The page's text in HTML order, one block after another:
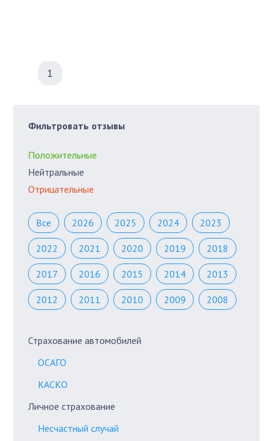
1
Фильтровать отзывы
Положительные
Нейтральные
Отрицательные
Все 2026 2025 2024 2023
2022 2021 2020 2019 2018
2017 2016 2015 2014 2013
2012 2011 2010 2009 2008
Страхование автомобилей
ОСАГО
КАСКО
Личное страхование
Несчастный случай